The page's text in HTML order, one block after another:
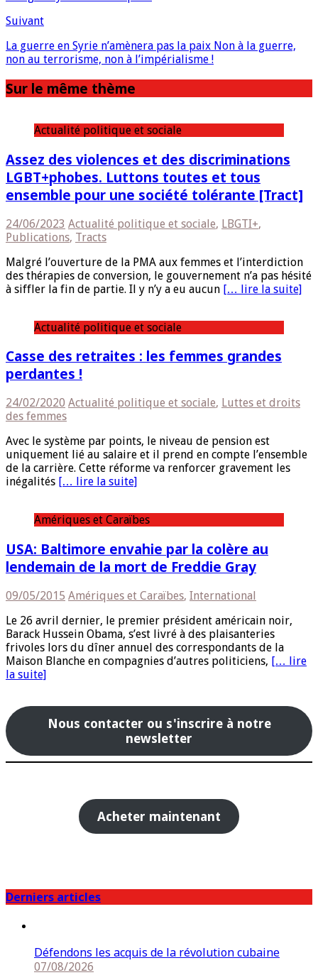
Suivant
La guerre en Syrie n’amènera pas la paix Non à la guerre,
non au terrorisme, non à l’impérialisme !
Sur le même thème
Actualité politique et sociale
Assez des violences et des discriminations
LGBT+phobes. Luttons toutes et tous
ensemble pour une société tolérante [Tract]
24/06/2023 Actualité politique et sociale, LBGTI+,
Publications, Tracts
Malgré l’ouverture de la PMA aux femmes et l’interdiction
des thérapies de conversion, le gouvernement n’a pas hésité
à siffler la fin de partie. Il y n’y a eu aucun [… lire la suite]
Actualité politique et sociale
Casse des retraites : les femmes grandes
perdantes !
24/02/2020 Actualité politique et sociale, Luttes et droits
des femmes
Avec le système par points, le niveau de pension est
uniquement lié au salaire et il prend en compte l’ensemble
de la carrière. Cette réforme va renforcer gravement les
inégalités [… lire la suite]
Amériques et Caraïbes
USA: Baltimore envahie par la colère au
lendemain de la mort de Freddie Gray
09/05/2015 Amériques et Caraïbes, International
Le 26 avril dernier, le premier président américain noir,
Barack Hussein Obama, s’est livré à des plaisanteries
frivoles lors du dîner annuel des correspondants de la
Maison Blanche en compagnies d’autres politiciens, [… lire
la suite]
Nous contacter ou s'inscrire à notre
newsletter
Acheter maintenant
Derniers articles
Défendons les acquis de la révolution cubaine
07/08/2026